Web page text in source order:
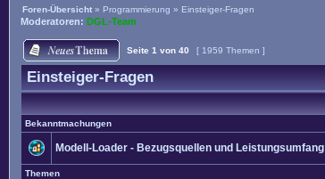
Foren-Übersicht » Programmierung » Einsteiger-Fragen
Moderatoren: DGL-Team
Seite 1 von 40 [ 1959 Themen ]
Einsteiger-Fragen
Bekanntmachungen
Modell-Loader - Bezugsquellen und Leistungsumfang
Themen